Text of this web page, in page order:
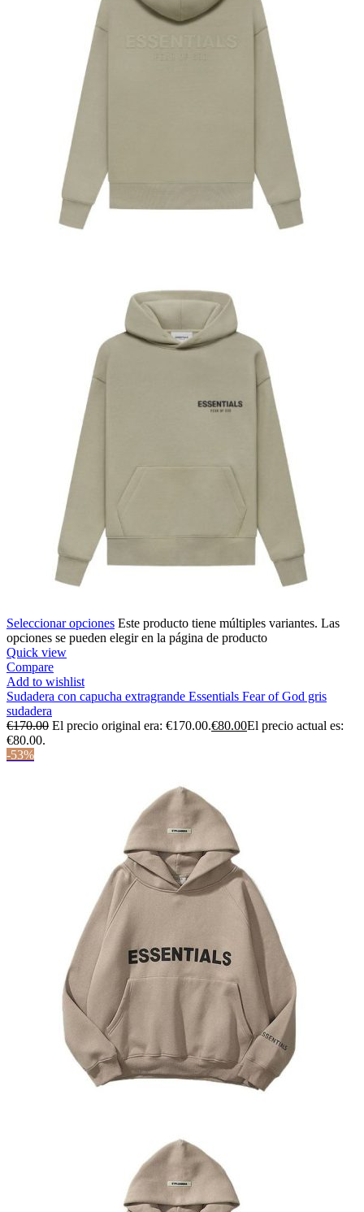
Seleccionar opciones Este producto tiene múltiples variantes. Las
opciones se pueden elegir en la página de producto
Quick view
Compare
Add to wishlist
Sudadera con capucha extragrande Essentials Fear of God gris
sudadera
€170.00 El precio original era: €170.00.€80.00El precio actual es:
€80.00.
-53%